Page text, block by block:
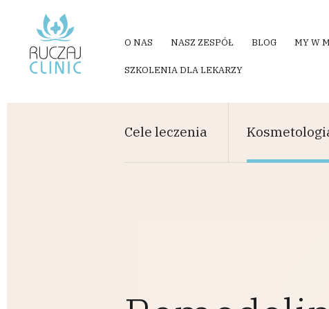
Przejdź do treści
O NAS NASZ ZESPÓŁ BLOG MY W
SZKOLENIA DLA LEKARZY
Cele leczenia